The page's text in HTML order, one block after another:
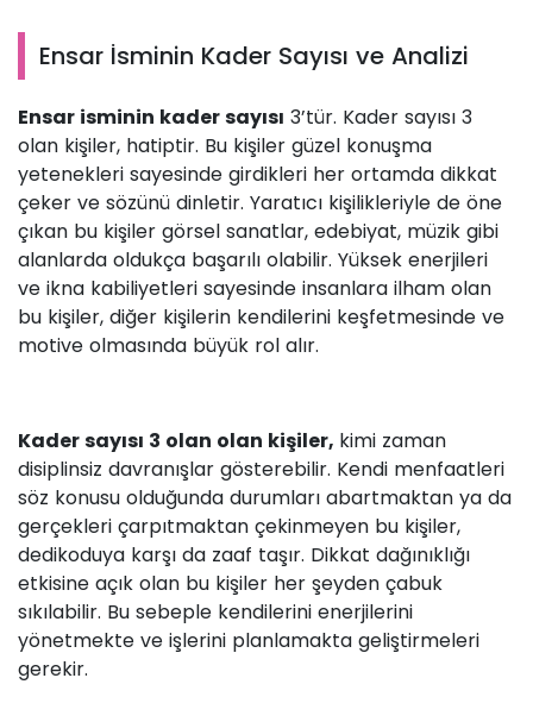
Ensar İsminin Kader Sayısı ve Analizi
Ensar isminin kader sayısı 3’tür. Kader sayısı 3
olan kişiler, hatiptir. Bu kişiler güzel konuşma
yetenekleri sayesinde girdikleri her ortamda dikkat
çeker ve sözünü dinletir. Yaratıcı kişilikleriyle de öne
çıkan bu kişiler görsel sanatlar, edebiyat, müzik gibi
alanlarda oldukça başarılı olabilir. Yüksek enerjileri
ve ikna kabiliyetleri sayesinde insanlara ilham olan
bu kişiler, diğer kişilerin kendilerini keşfetmesinde ve
motive olmasında büyük rol alır.
Kader sayısı 3 olan olan kişiler, kimi zaman
disiplinsiz davranışlar gösterebilir. Kendi menfaatleri
söz konusu olduğunda durumları abartmaktan ya da
gerçekleri çarpıtmaktan çekinmeyen bu kişiler,
dedikoduya karşı da zaaf taşır. Dikkat dağınıklığı
etkisine açık olan bu kişiler her şeyden çabuk
sıkılabilir. Bu sebeple kendilerini enerjilerini
yönetmekte ve işlerini planlamakta geliştirmeleri
gerekir.